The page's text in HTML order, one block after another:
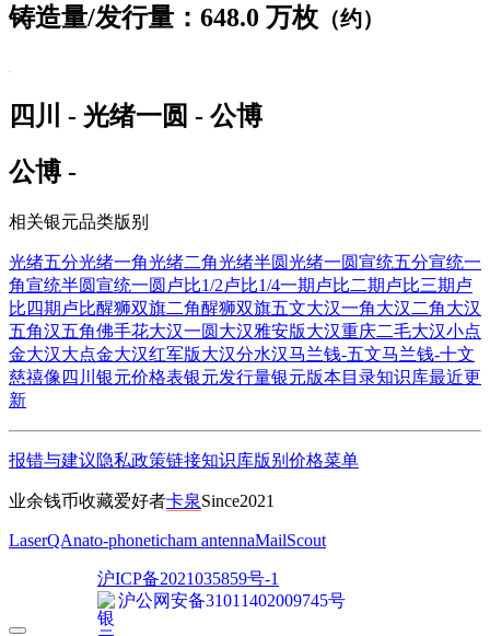
铸造量/发行量：648.0 万枚 （约）
四川 - 光绪一圆 - 公博
公博 -
相关银元品类版别
光绪五分光绪一角光绪二角光绪半圆光绪一圆宣统五分宣统一
角宣统半圆宣统一圆 卢比1/2卢比1/4一期卢比二期卢比三期卢
比 四期卢比醒狮双旗二角醒狮双旗五文大汉一角大汉二角大汉
五角汉五角佛手花大汉一圆 大汉雅安版大汉重庆二毛大汉小点
金大汉大点金大汉红军版大汉分水汉马兰钱-五文马兰钱-十文
慈禧像四川 银元价格表银元发行量银元版本目录知识库最近更
新
报错与建议隐私政策链接知识库版别 价格菜单
业余钱币收藏爱好者卡泉Since2021
LaserQAnato-phoneticham antennaMailScout
沪ICP备2021035859号-1
沪公网安备31011402009745号